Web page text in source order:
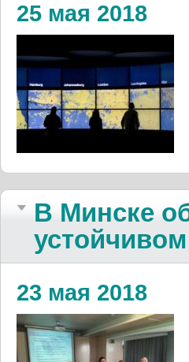
25 мая 2018
В Минске
23 мая 2018